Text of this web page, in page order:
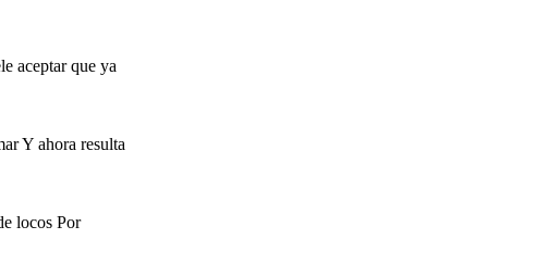
aceptar que ya
Y ahora resulta
locos Por